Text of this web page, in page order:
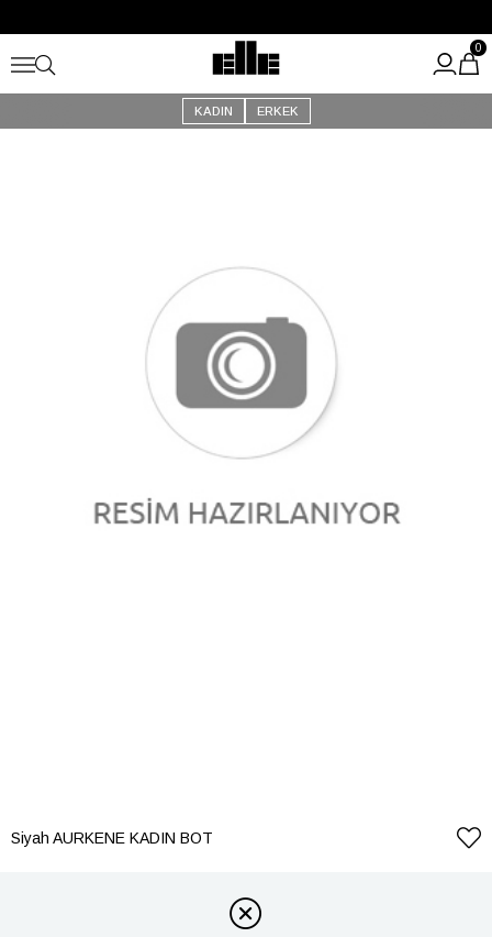
Kargo Ücretsiz!
KADIN ERKEK
0
Siyah AURKENE KADIN BOT